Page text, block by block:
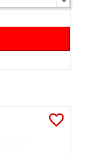
favorite_border